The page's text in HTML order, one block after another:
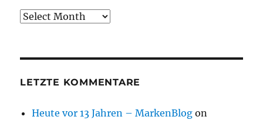
Archive
LETZTE KOMMENTARE
Heute vor 13 Jahren – MarkenBlog on